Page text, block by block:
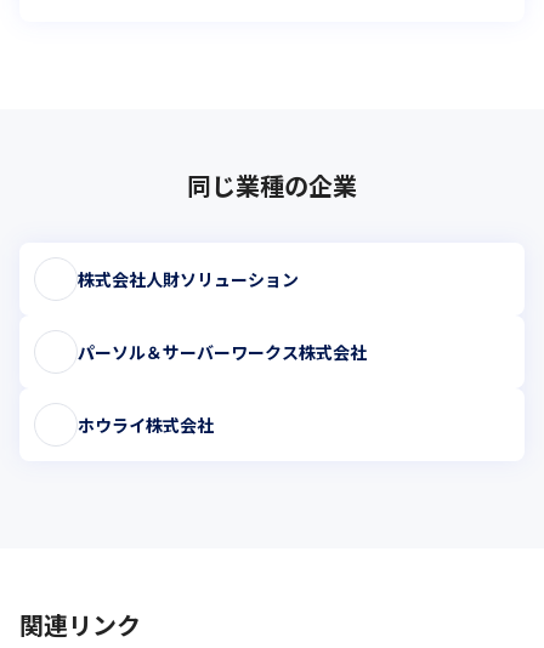
同じ業種の企業
株式会社人財ソリューション
パーソル＆サーバーワークス株式会社
ホウライ株式会社
関連リンク